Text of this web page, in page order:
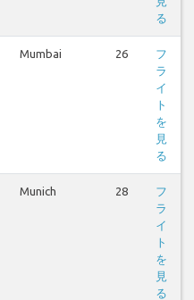
る
Mumbai 26
フ
ラ
イ
ト
を
見
る
Munich 28
フ
ラ
イ
ト
を
見
る